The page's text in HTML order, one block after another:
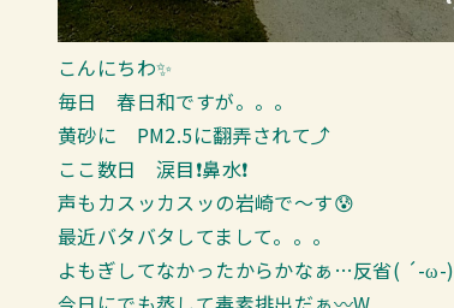
こんにちわ✨
毎日 春日和ですが。。。
黄砂に PM2.5に翻弄されて⤴
ここ数日 涙目❗鼻水❗
声もカスッカスッの岩崎で～す😰
最近バタバタしてまして。。。
よもぎしてなかったからかなぁ…反省( ´-ω-)